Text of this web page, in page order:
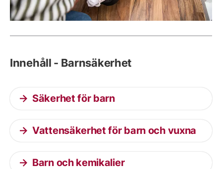
Innehåll - Barnsäkerhet
Säkerhet för barn
Vattensäkerhet för barn och vuxna
Barn och kemikalier